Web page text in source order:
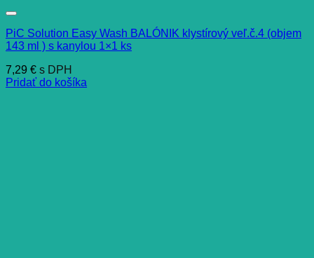
PiC Solution Easy Wash BALÓNIK klystírový veľ.č.4 (objem
143 ml ) s kanylou 1×1 ks
7,29 € s DPH
Pridať do košíka